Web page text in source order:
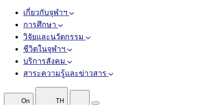
เกี่ยวกับจุฬาฯ
การศึกษา
วิจัยและนวัตกรรม
ชีวิตในจุฬาฯ
บริการสังคม
สาระความรู้และข่าวสาร
On TH